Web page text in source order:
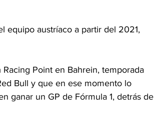
equipo austríaco a partir del 2021,
Point en Bahrein, temporada
Bull y que en ese momento lo
ganar un GP de Fórmula 1, detrás de